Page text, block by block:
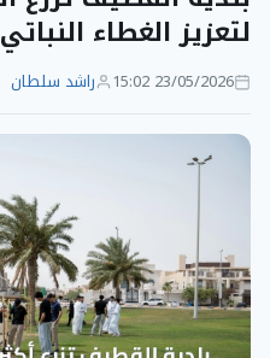
لتعزيز الغطاء النباتي
23/05/2026 15:02 راشد سلطان